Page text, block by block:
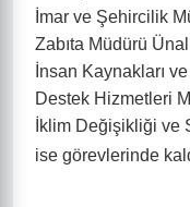
İmar ve Şehircilik
Zabıta Müdürü
İnsan Kaynakları
Destek Hizmetleri
İklim Değişikliği ve
ise görevlerinde